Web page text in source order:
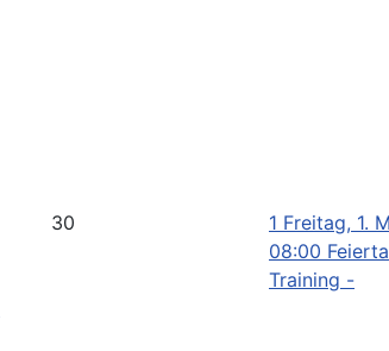
30 1 Freitag, 1.
08:00
Training -